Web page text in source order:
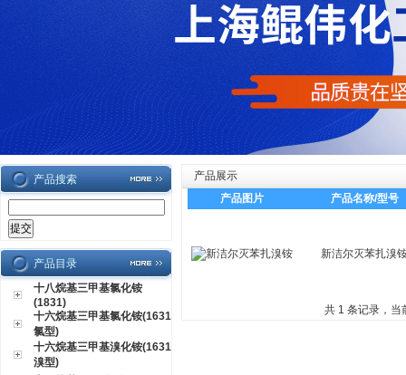
产品搜索
产品目录
十八烷基三甲基氯化铵
(1831)
十六烷基三甲基氯化铵(1631
氯型)
十六烷基三甲基溴化铵(1631
溴型)
产品展示
产品图片
产品名称/型号
新洁尔灭苯扎溴
共 1 条记录，